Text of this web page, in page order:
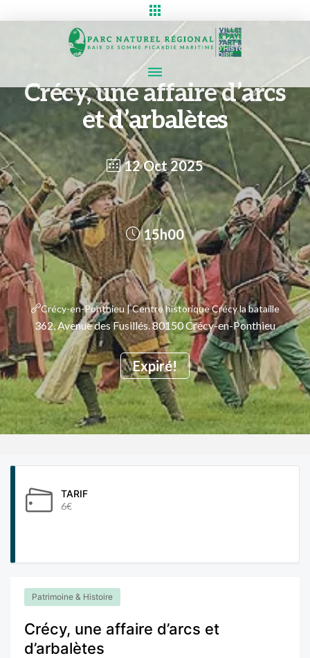
Crécy, une affaire d’arcs
et d’arbalètes
12 Oct 2025
Expiré!
15h00
Crécy-en-Ponthieu | Centre historique Crécy la bataille
362, Avenue des Fusillés. 80150 Crécy-en-Ponthieu
TARIF
6€
Patrimoine & Histoire
Crécy, une affaire d’arcs et
d’arbalètes